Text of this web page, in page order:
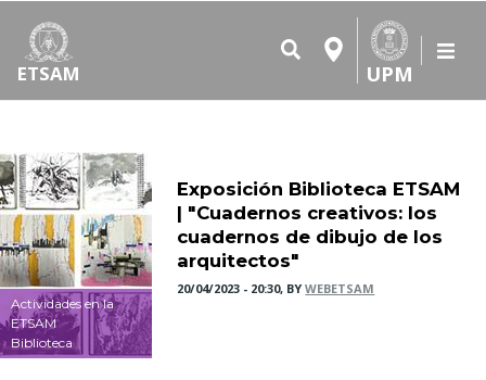
ETSAM UPM
Actividades en la
ETSAM
Biblioteca
Exposición Biblioteca ETSAM
| "Cuadernos creativos: los
cuadernos de dibujo de los
arquitectos"
20/04/2023 - 20:30, BYWEBETSAM